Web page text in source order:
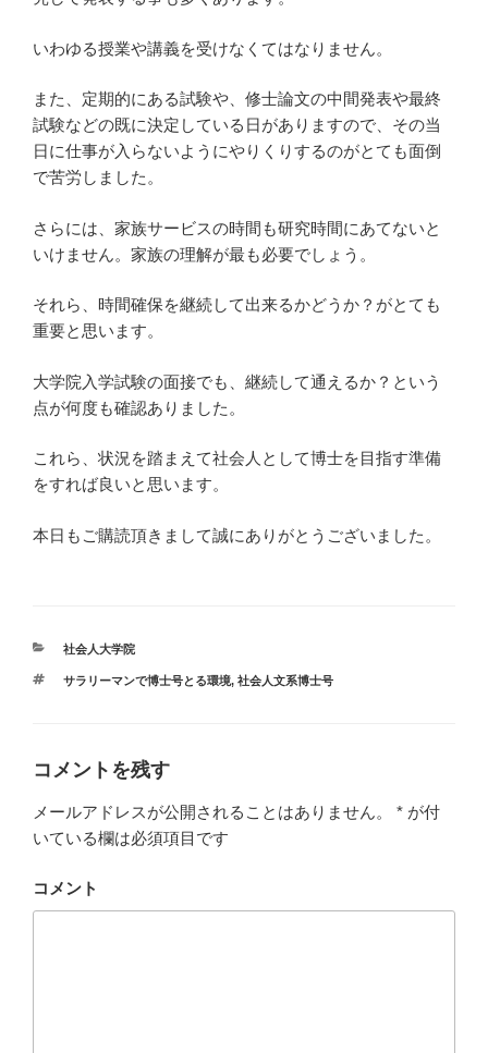
いわゆる授業や講義を受けなくてはなりません。
また、定期的にある試験や、修士論文の中間発表や最終
試験などの既に決定している日がありますので、その当
日に仕事が入らないようにやりくりするのがとても面倒
で苦労しました。
さらには、家族サービスの時間も研究時間にあてないと
いけません。家族の理解が最も必要でしょう。
それら、時間確保を継続して出来るかどうか？がとても
重要と思います。
大学院入学試験の面接でも、継続して通えるか？という
点が何度も確認ありました。
これら、状況を踏まえて社会人として博士を目指す準備
をすれば良いと思います。
本日もご購読頂きまして誠にありがとうございました。
カ
ゴ
社会人大学院
タ
サラリーマンで博士号とる環境, 社会人文系博士号
コメントを残す
メールアドレスが公開されることはありません。 * が付
いている欄は必須項目です
コメント